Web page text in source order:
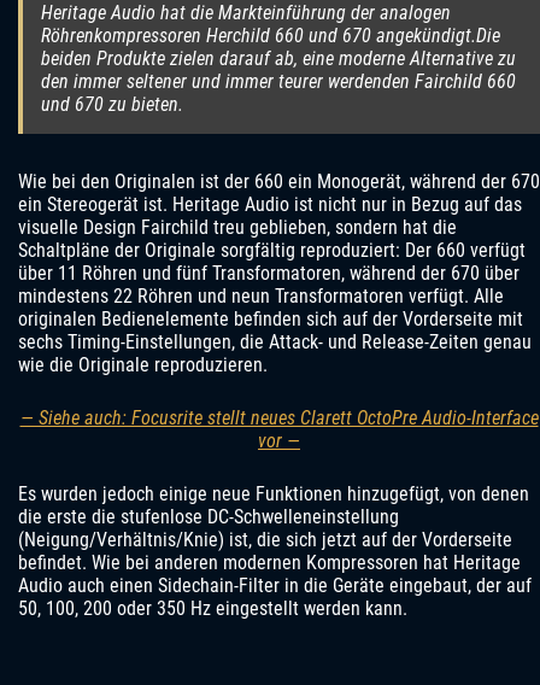
Heritage Audio hat die Markteinführung der analogen
Röhrenkompressoren Herchild 660 und 670 angekündigt.Die
beiden Produkte zielen darauf ab, eine moderne Alternative zu
den immer seltener und immer teurer werdenden Fairchild 660
und 670 zu bieten.
Wie bei den Originalen ist der 660 ein Monogerät, während der 670
ein Stereogerät ist. Heritage Audio ist nicht nur in Bezug auf das
visuelle Design Fairchild treu geblieben, sondern hat die
Schaltpläne der Originale sorgfältig reproduziert: Der 660 verfügt
über 11 Röhren und fünf Transformatoren, während der 670 über
mindestens 22 Röhren und neun Transformatoren verfügt. Alle
originalen Bedienelemente befinden sich auf der Vorderseite mit
sechs Timing-Einstellungen, die Attack- und Release-Zeiten genau
wie die Originale reproduzieren.
— Siehe auch: Focusrite stellt neues Clarett OctoPre Audio-Interface
vor —
Es wurden jedoch einige neue Funktionen hinzugefügt, von denen
die erste die stufenlose DC-Schwelleneinstellung
(Neigung/Verhältnis/Knie) ist, die sich jetzt auf der Vorderseite
befindet. Wie bei anderen modernen Kompressoren hat Heritage
Audio auch einen Sidechain-Filter in die Geräte eingebaut, der auf
50, 100, 200 oder 350 Hz eingestellt werden kann.